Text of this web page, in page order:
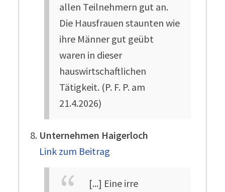
allen Teilnehmern gut an.
Die Hausfrauen staunten wie
ihre Männer gut geübt
waren in dieser
hauswirtschaftlichen
Tätigkeit. (P. F. P. am
21.4.2026)
Unternehmen Haigerloch
Link zum Beitrag
[...] Eine irre